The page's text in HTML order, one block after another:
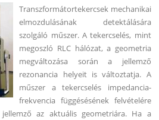
Transzformátortekercsek mechanikai
elmozdulásának detektálására
szolgáló műszer. A tekercselés, mint
megoszló RLC hálózat, a geometria
megváltozása során a jellemző
rezonancia helyeit is változtatja. A
műszer a tekercselés impedancia-
frekvencia függésésének felvételére
az aktuális geometriára. Ha a